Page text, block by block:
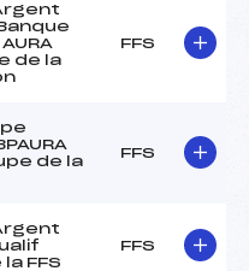
de la
FFS
de la
FFS
FFS
FFS